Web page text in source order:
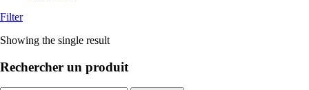
Filter
Showing the single result
Rechercher un produit